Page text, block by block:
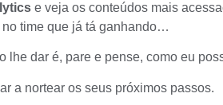
e veja os conteúdos mais
time que já tá ganhando…
lhe dar é, pare e pense, como eu
a nortear os seus próximos passos.